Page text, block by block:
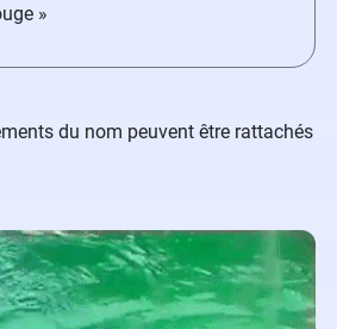
»
du nom peuvent être rattachés